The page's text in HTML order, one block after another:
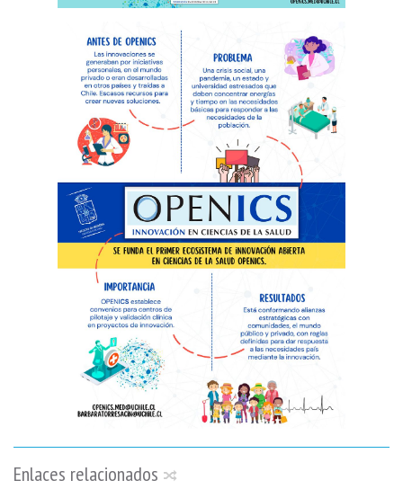
Enlaces relacionados